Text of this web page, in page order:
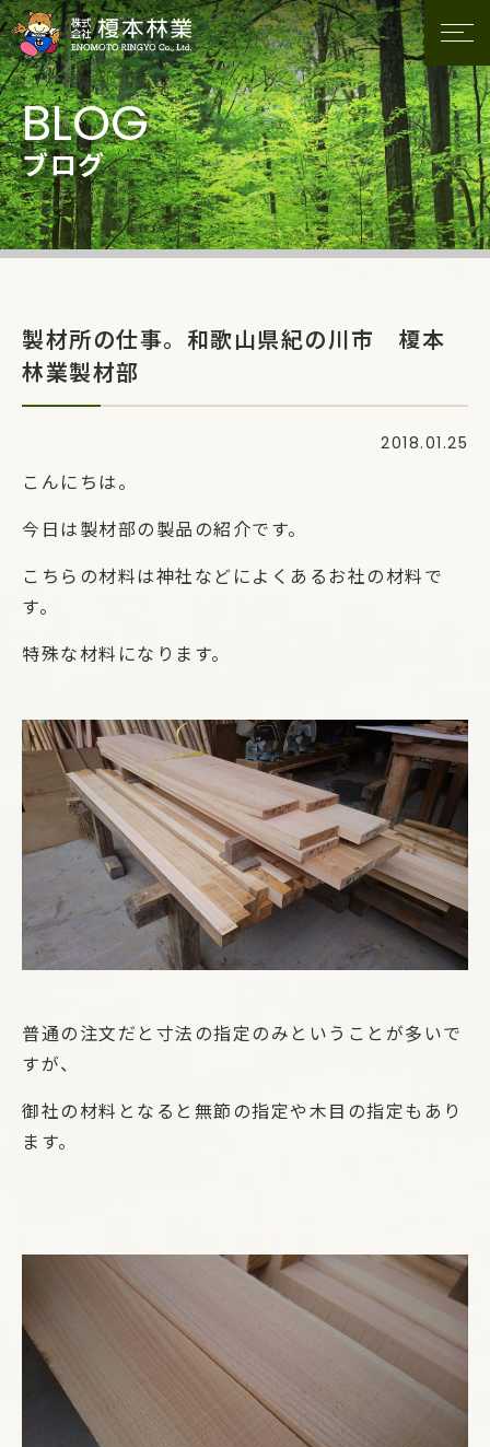
ブログ
製材所の仕事。和歌山県紀の川市 榎本
林業製材部
2018.01.25
こんにちは。
今日は製材部の製品の紹介です。
こちらの材料は神社などによくあるお社の材料で
す。
特殊な材料になります。
普通の注文だと寸法の指定のみということが多いで
すが、
御社の材料となると無節の指定や木目の指定もあり
ます。